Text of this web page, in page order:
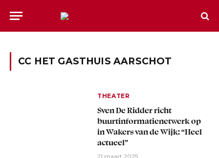
CC HET GASTHUIS AARSCHOT
THEATER
Sven De Ridder richt
buurtinformatienetwerk op
in Wakers van de Wijk: “Heel
actueel”
21 maart 2025